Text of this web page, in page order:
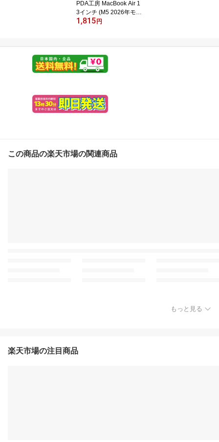
PDA工房 MacBook Air 1
3インチ (M5 2026年モデ
ル) 対応 PerfectShield 保
1,815円
この商品の楽天市場の関連商品
もっと見る
楽天市場の注目商品